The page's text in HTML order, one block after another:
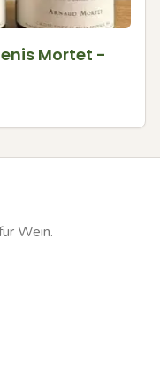
Mortet -
Wein.